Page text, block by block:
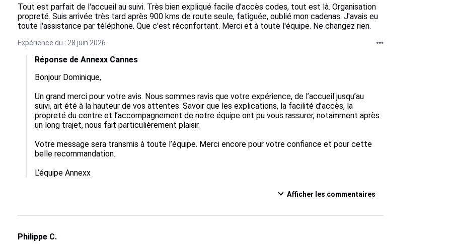
Tout est parfait de l'accueil au suivi. Très bien expliqué facile d'accès codes, tout est là. Organisation
propreté. Suis arrivée très tard après 900 kms de route seule, fatiguée, oublié mon cadenas. J'avais eu
toute l'assistance par téléphone. Que c'est réconfortant. Merci et à toute l'équipe. Ne changez rien.
Expérience du : 28 juin 2026
Réponse de Annexx Cannes
Bonjour Dominique,
Un grand merci pour votre avis. Nous sommes ravis que votre expérience, de l’accueil jusqu’au
suivi, ait été à la hauteur de vos attentes. Savoir que les explications, la facilité d’accès, la
propreté du centre et l’accompagnement de notre équipe ont pu vous rassurer, notamment après
un long trajet, nous fait particulièrement plaisir.
Votre message sera transmis à toute l’équipe. Merci encore pour votre confiance et pour cette
belle recommandation.
L’équipe Annexx
Afficher les commentaires
Philippe C.